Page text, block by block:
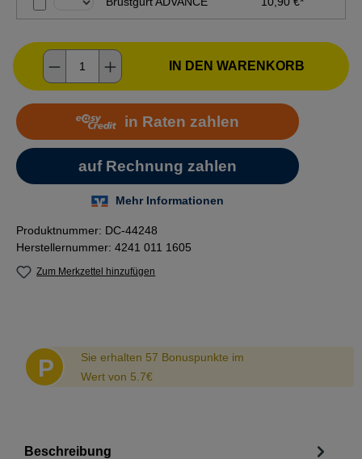
Produkt Anzahl: Gib den gewünschten
IN DEN WARENKORB
Produktnummer: DC-44248
Herstellernummer: 4241 011 1605
Zum Merkzettel hinzufügen
P
Sie erhalten 57 Bonuspunkte im
Wert von 5.7€
Beschreibung